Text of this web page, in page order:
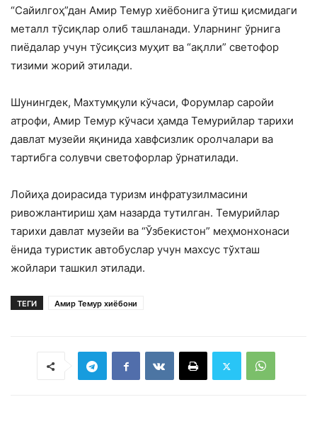
“Сайилгоҳ”дан Амир Темур хиёбонига ўтиш қисмидаги
металл тўсиқлар олиб ташланади. Уларнинг ўрнига
пиёдалар учун тўсиқсиз муҳит ва “ақлли” светофор
тизими жорий этилади.
Шунингдек, Махтумқули кўчаси, Форумлар саройи
атрофи, Амир Темур кўчаси ҳамда Темурийлар тарихи
давлат музейи яқинида хавфсизлик оролчалари ва
тартибга солувчи светофорлар ўрнатилади.
Лойиҳа доирасида туризм инфратузилмасини
ривожлантириш ҳам назарда тутилган. Темурийлар
тарихи давлат музейи ва “Ўзбекистон” меҳмонхонаси
ёнида туристик автобуслар учун махсус тўхташ
жойлари ташкил этилади.
ТЕГИ Амир Темур хиёбони